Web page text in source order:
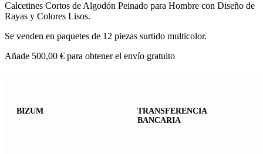
Calcetines Cortos de Algodón Peinado para Hombre con Diseño de
Rayas y Colores Lisos.
Se venden en paquetes de 12 piezas surtido multicolor.
Añade 500,00 € para obtener el envío gratuito
BIZUM
TRANSFERENCIA
BANCARIA